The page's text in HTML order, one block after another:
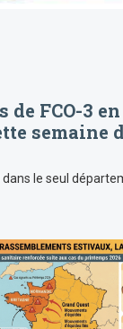
de FCO-3
semaine
le seul